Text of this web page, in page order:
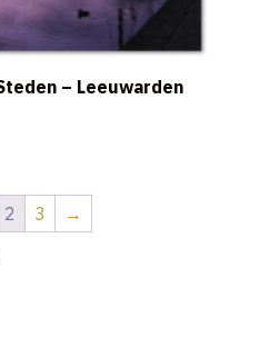
– Leeuwarden
2 3 →